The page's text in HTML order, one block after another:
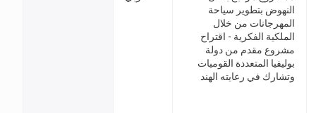
النهوض بتطوير سياحة
المهرجانات من خلال
الملكية الفكرية - اقتراح
مشروع مقدم من دولة
بوليفيا المتعددة القوميات
وتشارك في رعايته الهند